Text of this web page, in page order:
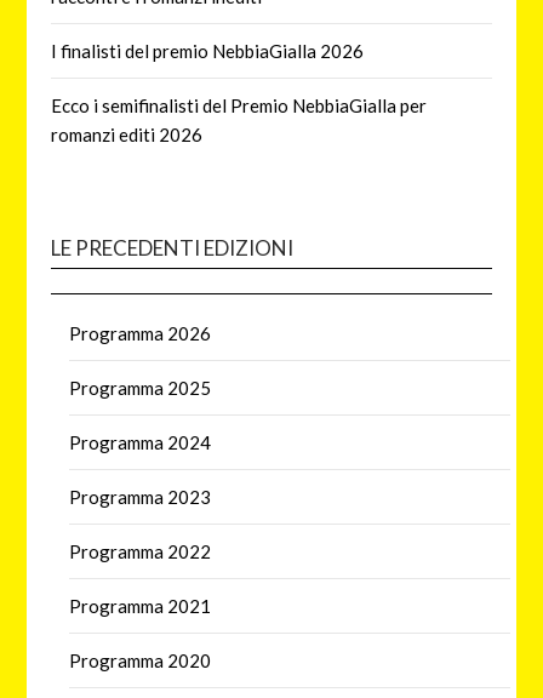
I finalisti del premio NebbiaGialla 2026
Ecco i semifinalisti del Premio NebbiaGialla per
romanzi editi 2026
LE PRECEDENTI EDIZIONI
Programma 2026
Programma 2025
Programma 2024
Programma 2023
Programma 2022
Programma 2021
Programma 2020